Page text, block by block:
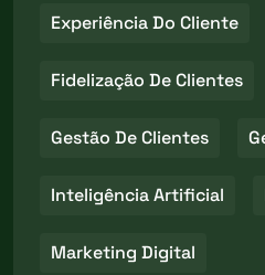
Experiência Do Cliente
Fidelização De Clientes
Gestão De Clientes
Inteligência Artificial
Marketing Digital